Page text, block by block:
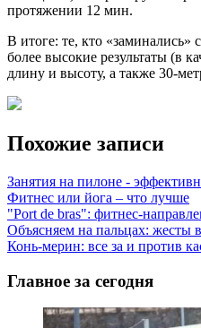
протяжении 12 мин.
В итоге: те, кто «заминались»
более высокие результаты (в
длину и высоту, а также 30-
Похожие записи
Занятия на пилоне -
Фитнес или йога – что лучше
"Port de bras": фитнес-
Объясняем на пальцах: жесты
Конь-мерин: все за и против
Главное за сегодня